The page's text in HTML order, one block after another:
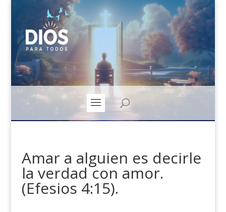
Amar a alguien es decirle
la verdad con amor.
(Efesios 4:15).